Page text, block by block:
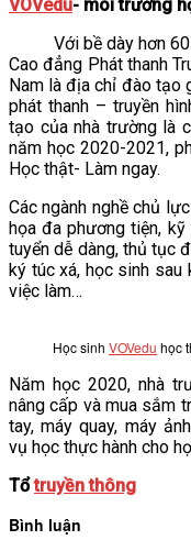
VOVedu- môi trường
Với bề dày hơn 60
Cao đẳng Phát thanh
Nam là địa chỉ đào tạo
phát thanh – truyền
tạo của nhà trường là
năm học 2020-2021,
Học thật- Làm ngay.
Các ngành nghề chủ
họa đa phương tiện, kỹ
tuyển dễ dàng, thủ tục
ký túc xá, học sinh
việc làm…
Học sinh VOVedu học
Năm học 2020, nhà
nâng cấp và mua sắm
tay, máy quay, máy
vụ học thực hành cho
Tổtruyền thông
Bình luận